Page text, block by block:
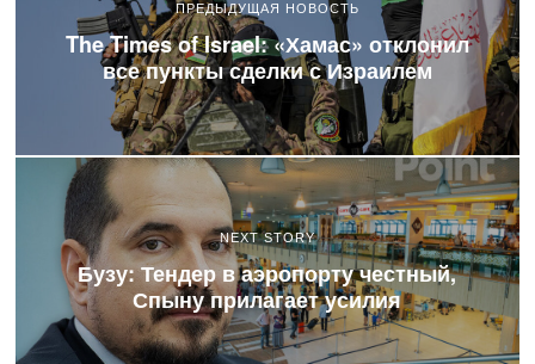
ПРЕДЫДУЩАЯ НОВОСТЬ
The Times of Israel: «Хамас» отклонил
все пункты сделки с Израилем
NEXT STORY
Бузу: Тендер в аэропорту честный,
Спыну прилагает усилия